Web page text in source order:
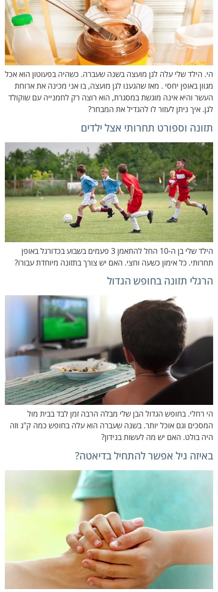
הי. הילד שלי עלה לגן מועצה בשנה שעברה. כשהיה בפעוטון הוא אכל
מגוון באופן יחסי . מאז שהגענו לגן מועצה, בו אני מכינה את ארוחת
העשר והיא אינה מוגשת במסגרת, הוא רוצה רק לחמנייה עם שוקולד
לגן. איך ניתן לעזור לו להגדיל את המבחר?
תזונה וספורט תחרותי אצל ילדים
הילד שלי בן ה-10 החל להתאמן 3 פעמים בשבוע בכדורגל באופן
תחרותי. כל אימון כשעה וחצי. האם יש צורך בתזונה מיוחדת עבורו?
הרגלי תזונה בחופש הגדול
הי רחלי. בחופש הגדול הבן שלי מבלה הרבה זמן לבד בבית מול
המסכים וגם אוכל יותר. בשנה שעברה הוא עלה בחופש כמה ק"ג וזה
היה בולט. האם יש מה לעשות בנידון?
באיזה גיל אפשר להתחיל בדיאטה?